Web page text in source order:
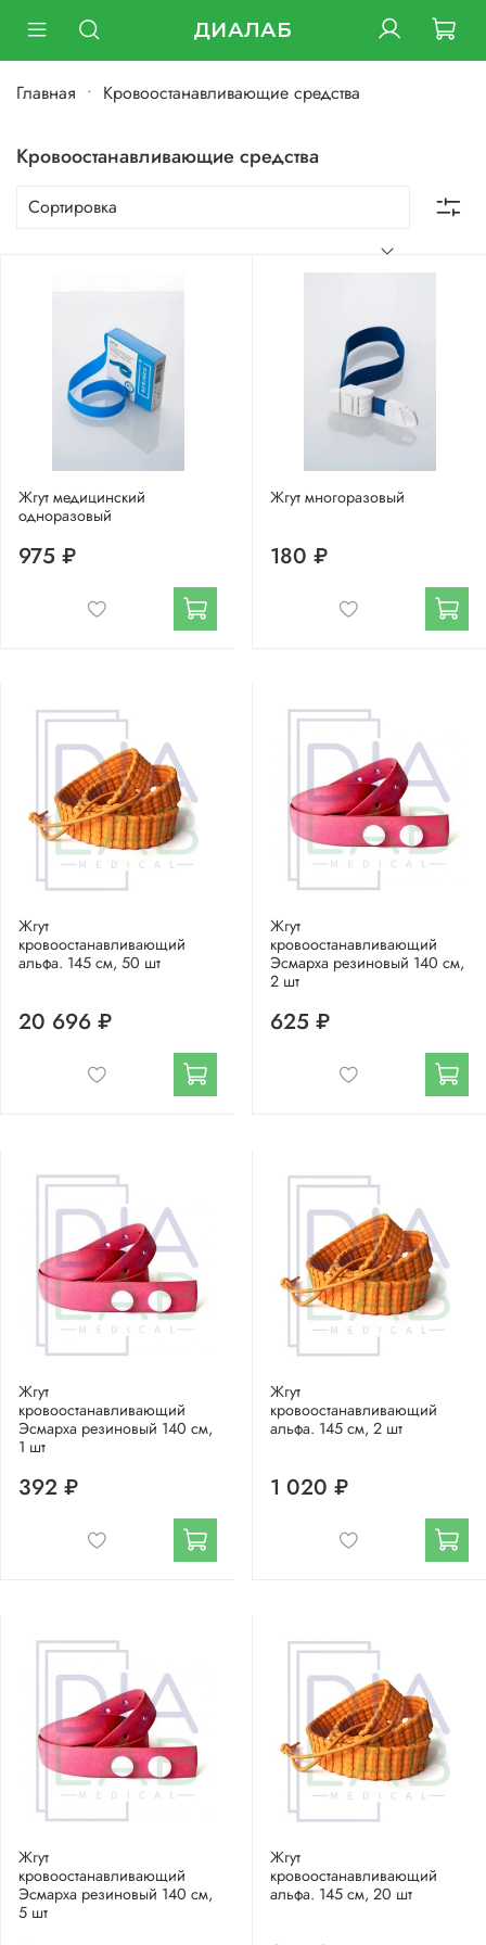
ДИАЛАБ
Главная Кровоостанавливающие средства
Кровоостанавливающие средства
Жгут медицинский
одноразовый
975 ₽
Жгут многоразовый
180 ₽
Жгут
кровоостанавливающий
альфа. 145 см, 50 шт
20 696 ₽
Жгут
кровоостанавливающий
Эсмарха резиновый 140 см,
2 шт
625 ₽
Жгут
кровоостанавливающий
Эсмарха резиновый 140 см,
1 шт
392 ₽
Жгут
кровоостанавливающий
альфа. 145 см, 2 шт
1 020 ₽
Жгут
кровоостанавливающий
Эсмарха резиновый 140 см,
5 шт
Жгут
кровоостанавливающий
альфа. 145 см, 20 шт